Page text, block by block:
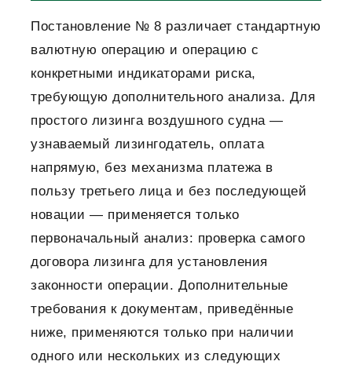
Постановление № 8 различает стандартную
валютную операцию и операцию с
конкретными индикаторами риска,
требующую дополнительного анализа. Для
простого лизинга воздушного судна —
узнаваемый лизингодатель, оплата
напрямую, без механизма платежа в
пользу третьего лица и без последующей
новации — применяется только
первоначальный анализ: проверка самого
договора лизинга для установления
законности операции. Дополнительные
требования к документам, приведённые
ниже, применяются только при наличии
одного или нескольких из следующих